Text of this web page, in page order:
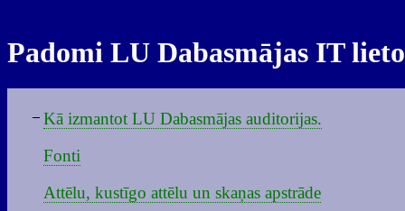
Padomi LU Dabasmājas IT
Kā izmantot LU Dabasmājas auditorijas.
Fonti
Attēlu, kustīgo attēlu un skaņas apstrāde